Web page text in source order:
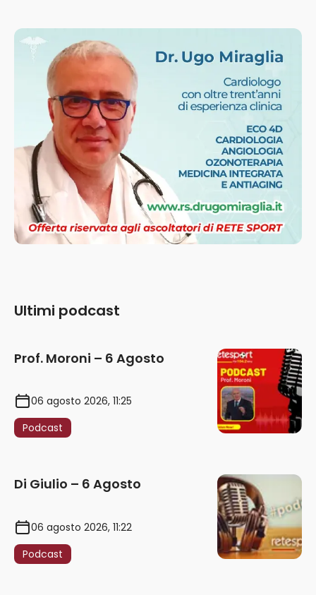
Ultimi podcast
Prof. Moroni – 6 Agosto
06 agosto 2026, 11:25
Podcast
Di Giulio – 6 Agosto
06 agosto 2026, 11:22
Podcast